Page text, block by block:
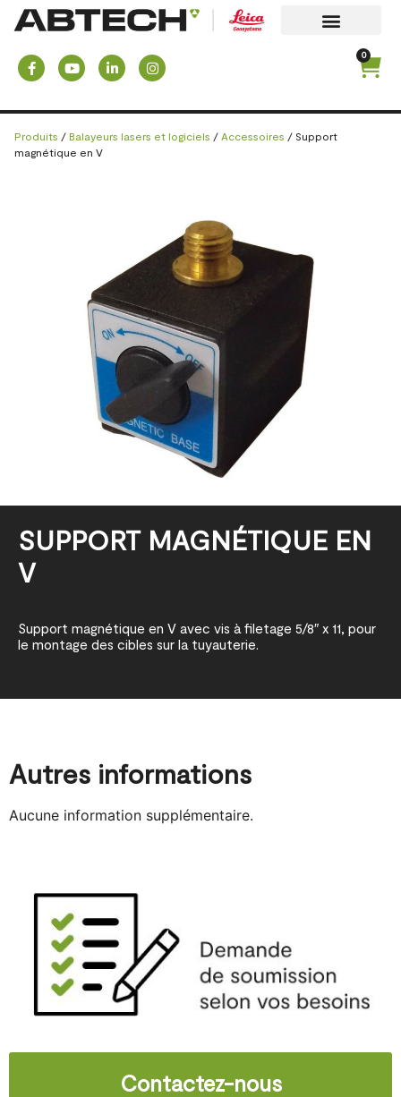
0
Produits / Balayeurs lasers et logiciels / Accessoires / Support
magnétique en V
SUPPORT MAGNÉTIQUE EN
V
Support magnétique en V avec vis à filetage 5/8″ x 11, pour
le montage des cibles sur la tuyauterie.
Autres informations
Aucune information supplémentaire.
Contactez-nous